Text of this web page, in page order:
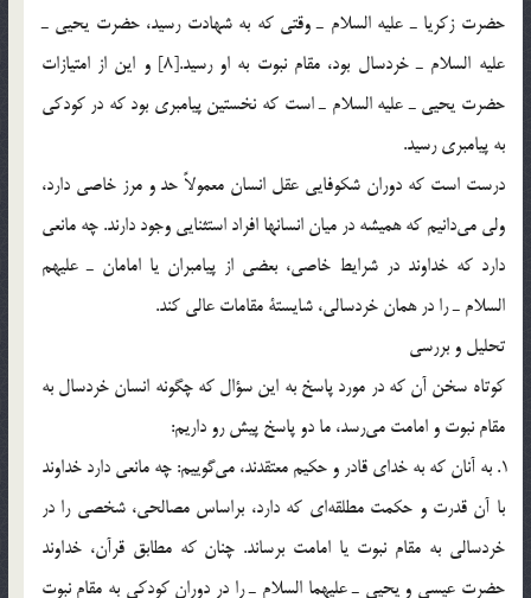
حضرت زكريا ـ عليه السلام ـ وقتي كه به شهادت رسيد، حضرت يحيي ـ
عليه السلام ـ خردسال بود، مقام نبوت به او رسيد.[8] و اين از امتيازات
حضرت يحيي ـ عليه السلام ـ است كه نخستين پيامبري بود كه در كودكي
به پيامبري رسيد.
درست است كه دوران شكوفايي عقل انسان معمولاً حد و مرز خاصي دارد،
ولي مي‎دانيم كه هميشه در ميان انسانها افراد استثنايي وجود دارند. چه مانعي
دارد كه خداوند در شرايط خاصي، بعضي از پيامبران يا امامان ـ عليهم
السلام ـ را در همان خردسالي، شايستة مقامات عالي كند.
تحليل و بررسي
كوتاه سخن آن كه در مورد پاسخ به اين سؤال كه چگونه انسان خردسال به
مقام نبوت و امامت مي‎رسد، ما دو پاسخ پيش رو داريم:
1. به آنان كه به خداي قادر و حكيم معتقدند، مي‎گوييم: چه مانعي دارد خداوند
با آن قدرت و حكمت مطلقه‎اي كه دارد، براساس مصالحي، شخصي را در
خردسالي به مقام نبوت يا امامت برساند. چنان كه مطابق قرآن، خداوند
حضرت عيسي و يحيي ـ عليهما السلام ـ را در دوران كودكي به مقام نبوت